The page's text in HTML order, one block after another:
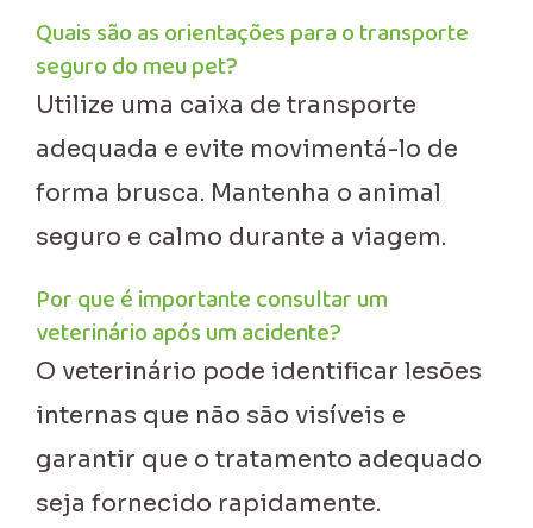
Quais são as orientações para o transporte
seguro do meu pet?
Utilize uma caixa de transporte
adequada e evite movimentá-lo de
forma brusca. Mantenha o animal
seguro e calmo durante a viagem.
Por que é importante consultar um
veterinário após um acidente?
O veterinário pode identificar lesões
internas que não são visíveis e
garantir que o tratamento adequado
seja fornecido rapidamente.